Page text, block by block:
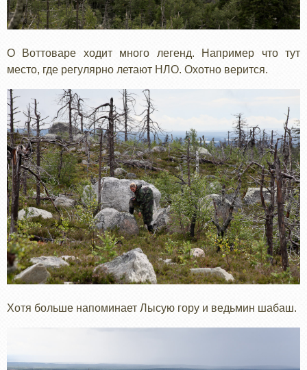
О Воттоваре ходит много легенд. Например что тут
место, где регулярно летают НЛО. Охотно верится.
Хотя больше напоминает Лысую гору и ведьмин шабаш.